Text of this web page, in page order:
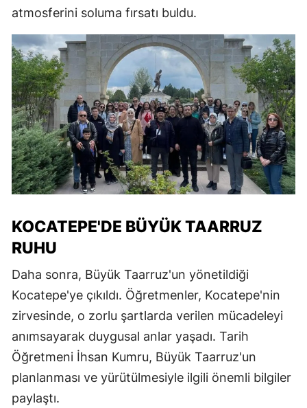
atmosferini soluma fırsatı buldu.
KOCATEPE'DE BÜYÜK TAARRUZ
RUHU
Daha sonra, Büyük Taarruz'un yönetildiği
Kocatepe'ye çıkıldı. Öğretmenler, Kocatepe'nin
zirvesinde, o zorlu şartlarda verilen mücadeleyi
anımsayarak duygusal anlar yaşadı. Tarih
Öğretmeni İhsan Kumru, Büyük Taarruz'un
planlanması ve yürütülmesiyle ilgili önemli bilgiler
paylaştı.